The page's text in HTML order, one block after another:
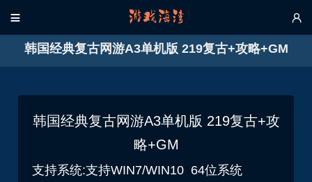
 
韩国经典复古网游A3单机版 219复古+攻略+GM
韩国经典复古网游A3单机版 219复古+攻
略+GM
支持系统:支持WIN7/WIN10 64位系统